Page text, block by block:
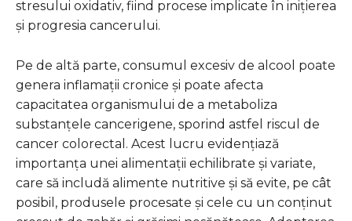
stresului oxidativ, fiind procese implicate în inițierea
și progresia cancerului.
Pe de altă parte, consumul excesiv de alcool poate
genera inflamații cronice și poate afecta
capacitatea organismului de a metaboliza
substanțele cancerigene, sporind astfel riscul de
cancer colorectal. Acest lucru evidențiază
importanța unei alimentații echilibrate și variate,
care să includă alimente nutritive și să evite, pe cât
posibil, produsele procesate și cele cu un conținut